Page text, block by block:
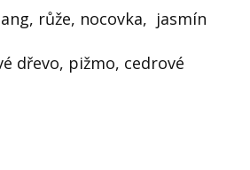
růže, nocovka, jasmín
dřevo, pižmo, cedrové